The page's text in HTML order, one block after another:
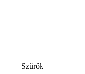
Szűrők